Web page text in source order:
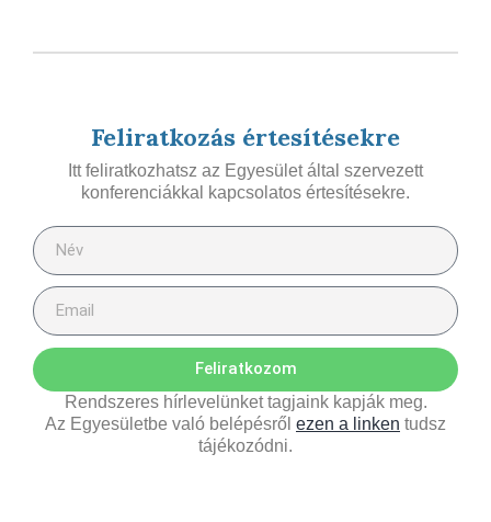
Feliratkozás értesítésekre
Itt feliratkozhatsz az Egyesület által szervezett
konferenciákkal kapcsolatos értesítésekre.
Feliratkozom
Rendszeres hírlevelünket tagjaink kapják meg.
Az Egyesületbe való belépésről ezen a linken tudsz
tájékozódni.